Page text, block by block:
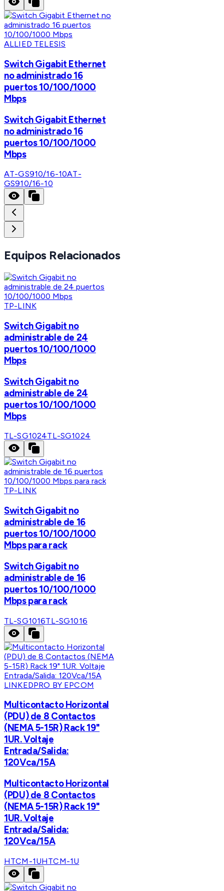
ALLIED TELESIS
Switch Gigabit Ethernet
no administrado 16
puertos 10/100/1000
Mbps
Switch Gigabit Ethernet
no administrado 16
puertos 10/100/1000
Mbps
AT-GS910/16-10AT-
GS910/16-10
Equipos Relacionados
TP-LINK
Switch Gigabit no
administrable de 24
puertos 10/100/1000
Mbps
Switch Gigabit no
administrable de 24
puertos 10/100/1000
Mbps
TL-SG1024TL-SG1024
TP-LINK
Switch Gigabit no
administrable de 16
puertos 10/100/1000
Mbps para rack
Switch Gigabit no
administrable de 16
puertos 10/100/1000
Mbps para rack
TL-SG1016TL-SG1016
LINKEDPRO BY EPCOM
Multicontacto Horizontal
(PDU) de 8 Contactos
(NEMA 5-15R) Rack 19"
1UR. Voltaje
Entrada/Salida:
120Vca/15A
Multicontacto Horizontal
(PDU) de 8 Contactos
(NEMA 5-15R) Rack 19"
1UR. Voltaje
Entrada/Salida:
120Vca/15A
HTCM-1UHTCM-1U